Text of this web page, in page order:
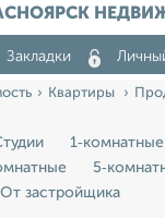
Закладки
Квартиры
1‑комнатные
От застройщика